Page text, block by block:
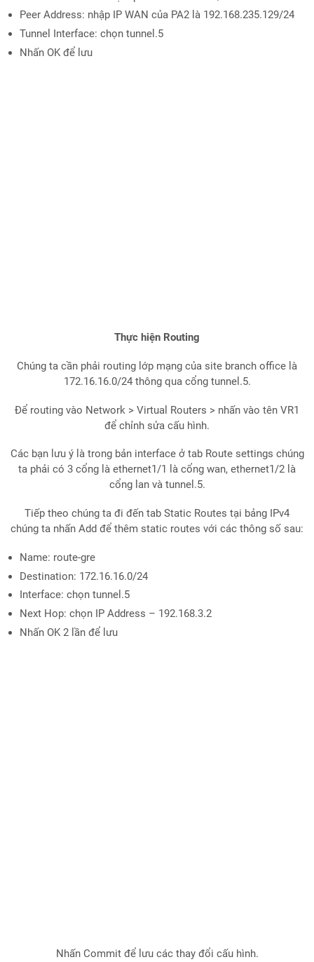
Peer Address: nhập IP WAN của PA2 là 192.168.235.129/24
Tunnel Interface: chọn tunnel.5
Nhấn OK để lưu
Thực hiện Routing
Chúng ta cần phải routing lớp mạng của site branch office là
172.16.16.0/24 thông qua cổng tunnel.5.
Để routing vào Network > Virtual Routers > nhấn vào tên VR1
để chỉnh sửa cấu hình.
Các bạn lưu ý là trong bản interface ở tab Route settings chúng
ta phải có 3 cổng là ethernet1/1 là cổng wan, ethernet1/2 là
cổng lan và tunnel.5.
Tiếp theo chúng ta đi đến tab Static Routes tại bảng IPv4
chúng ta nhấn Add để thêm static routes với các thông số sau:
Name: route-gre
Destination: 172.16.16.0/24
Interface: chọn tunnel.5
Next Hop: chọn IP Address – 192.168.3.2
Nhấn OK 2 lần để lưu
Nhấn Commit để lưu các thay đổi cấu hình.